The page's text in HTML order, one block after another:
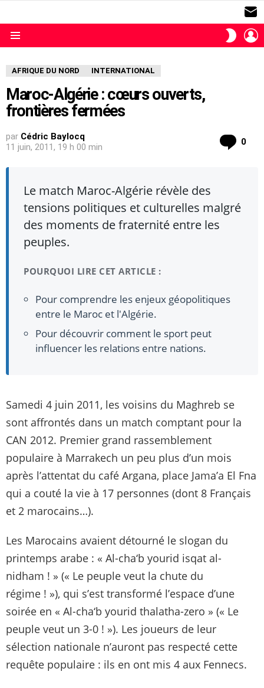
SKIN
AFRIQUE DU NORD INTERNATIONAL
Maroc-Algérie : cœurs ouverts,
frontières fermées
par Cédric Baylocq
11 juin, 2011, 19 h 00 min
0
Le match Maroc-Algérie révèle des
tensions politiques et culturelles malgré
des moments de fraternité entre les
peuples.
POURQUOI LIRE CET ARTICLE :
Pour comprendre les enjeux géopolitiques
entre le Maroc et l'Algérie.
Pour découvrir comment le sport peut
influencer les relations entre nations.
Samedi 4 juin 2011, les voisins du Maghreb se
sont affrontés dans un match comptant pour la
CAN 2012. Premier grand rassemblement
populaire à Marrakech un peu plus d’un mois
après l’attentat du café Argana, place Jama’a El Fna
qui a couté la vie à 17 personnes (dont 8 Français
et 2 marocains…).
Les Marocains avaient détourné le slogan du
printemps arabe : « Al-cha‘b yourid isqat al-
nidham ! » (« Le peuple veut la chute du
régime ! »), qui s’est transformé l’espace d’une
soirée en « Al-cha‘b yourid thalatha-zero » (« Le
peuple veut un 3-0 ! »). Les joueurs de leur
sélection nationale n’auront pas respecté cette
requête populaire : ils en ont mis 4 aux Fennecs.